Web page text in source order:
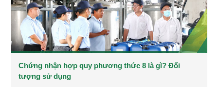
Chứng nhận hợp quy phương thức 8 là gì? Đối
tượng sử dụng